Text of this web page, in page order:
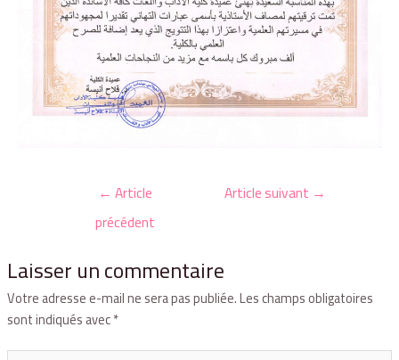
← Article
précédent
Article suivant →
Laisser un commentaire
Votre adresse e-mail ne sera pas publiée.Les champs obligatoires
sont indiqués avec*